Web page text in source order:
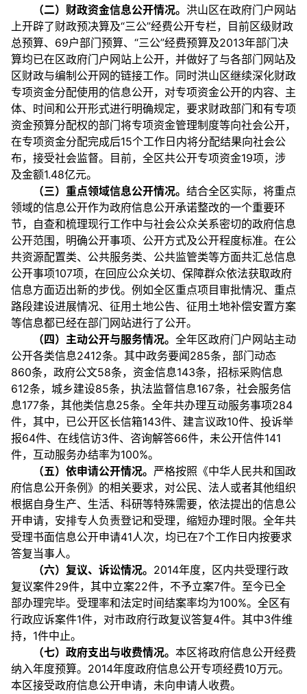
（二）财政资金信息公开情况。 洪山区在政府门户网站
上开辟了财政预决算及“三公”经费公开专栏，目前区级财政
总预算、69户部门预算、“三公”经费预算及2013年部门决
算均已在区政府门户网站上公开，并做好了与各部门网站及
区财政与编制公开网的链接工作。同时洪山区继续深化财政
专项资金分配使用的信息公开，对专项资金公开的内容、主
体、时间和公开形式进行明确规定，要求财政部门和有专项
资金预算分配权的部门将专项资金管理制度等向社会公开，
在专项资金分配完成后15个工作日内将分配结果向社会公
布，接受社会监督。目前，全区共公开专项资金19项，涉
及金额1.48亿元。
（三）重点领域信息公开情况。 结合全区实际，将重点
领域的信息公开作为政府信息公开承诺整改的一个重要环
节，自查和梳理现行工作中与社会公众关系密切的政府信息
公开范围，明确公开事项、公开方式及公开程度标准。在公
共资源配置类、公共服务类、公共监管类等方面共汇总信息
公开事项107项，在回应公众关切、保障群众依法获取政府
信息方面迈出新的步伐。例如全区重点项目审批情况、重点
路段建设进展情况、征用土地公告、征用土地补偿安置方案
等信息都已经在部门网站进行了公开。
（四）主动公开与服务情况。 全年区政府门户网站主动
公开各类信息2412条。其中政务要闻285条，部门动态
860条，政府公文58条，资金信息143条，招标采购信息
612条，城乡建设85条，执法监督信息167条，社会服务信
息177条，其他类信息25条。全年共办理互动服务事项284
件，其中，已公开区长信箱143件、建言议政10件、投诉举
报64件、在线信访3件、咨询解答66件，未公开信件141
件，互动服务办结率为100%。
（五）依申请公开情况。 严格按照《中华人民共和国政
府信息公开条例》的相关要求，对公民、法人或者其他组织
根据自身生产、生活、科研等特殊需要，依法提出的信息公
开申请，安排专人负责登记和受理，缩短办理时限。全年共
受理书面信息公开申请41人次，均已在7个工作日内按要求
答复当事人。
（六）复议、诉讼情况。 2014年度，区内共受理行政
复议案件29件，其中立案22件，不予立案7件。至今已全
部办理完毕。受理率和法定时间结案率均为100%。全区有
行政应诉案件1件，对市政府行政复议答复4件。其中3件维
持，1件中止。
（七）政府支出与收费情况。 本区将政府信息公开经费
纳入年度预算。2014年度政府信息公开专项经费10万元。
本区接受政府信息公开申请，未向申请人收费。